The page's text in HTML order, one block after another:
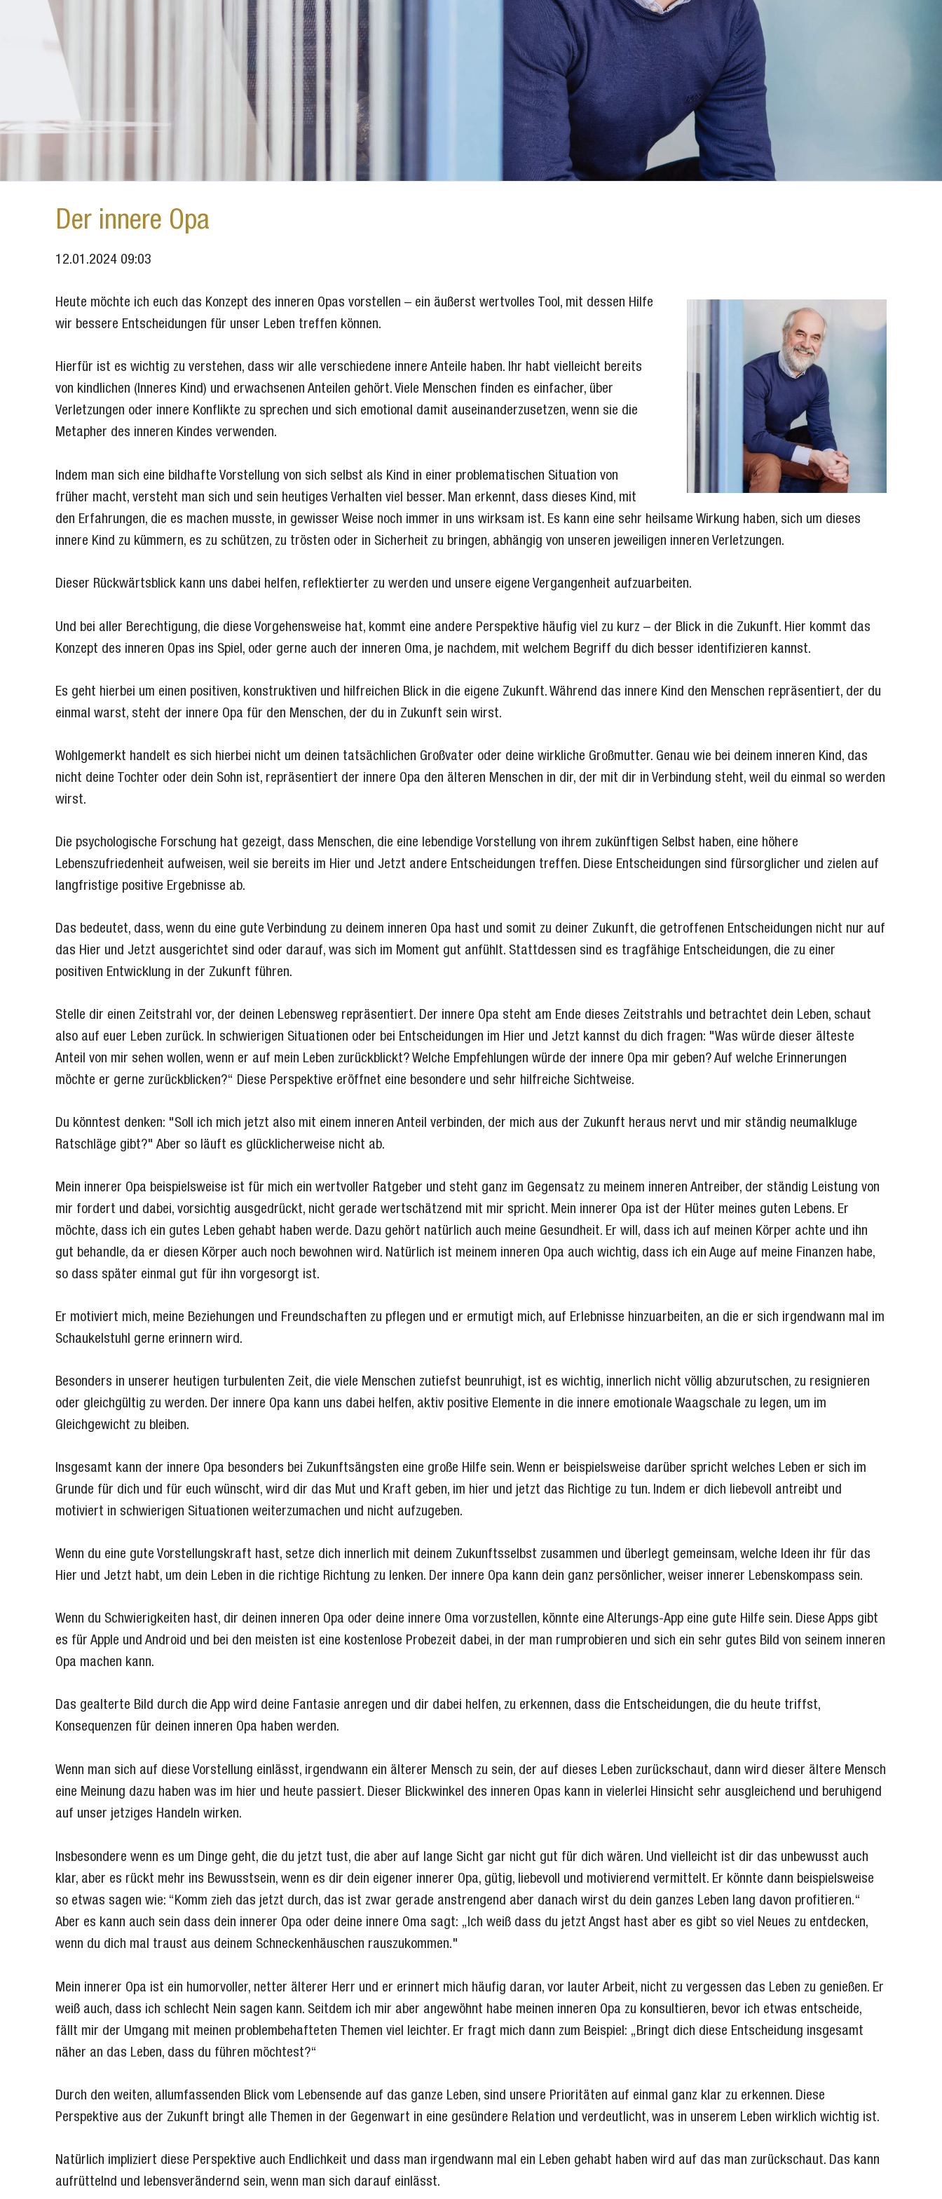
Der innere Opa
12.01.2024 09:03
Heute möchte ich euch das Konzept des inneren Opas vorstellen – ein äußerst wertvolles Tool, mit dessen Hilfe
wir bessere Entscheidungen für unser Leben treffen können.
Hierfür ist es wichtig zu verstehen, dass wir alle verschiedene innere Anteile haben. Ihr habt vielleicht bereits
von kindlichen (Inneres Kind) und erwachsenen Anteilen gehört. Viele Menschen finden es einfacher, über
Verletzungen oder innere Konflikte zu sprechen und sich emotional damit auseinanderzusetzen, wenn sie die
Metapher des inneren Kindes verwenden.
Indem man sich eine bildhafte Vorstellung von sich selbst als Kind in einer problematischen Situation von
früher macht, versteht man sich und sein heutiges Verhalten viel besser. Man erkennt, dass dieses Kind, mit
den Erfahrungen, die es machen musste, in gewisser Weise noch immer in uns wirksam ist. Es kann eine sehr heilsame Wirkung haben, sich um dieses
innere Kind zu kümmern, es zu schützen, zu trösten oder in Sicherheit zu bringen, abhängig von unseren jeweiligen inneren Verletzungen.
Dieser Rückwärtsblick kann uns dabei helfen, reflektierter zu werden und unsere eigene Vergangenheit aufzuarbeiten.
Und bei aller Berechtigung, die diese Vorgehensweise hat, kommt eine andere Perspektive häufig viel zu kurz – der Blick in die Zukunft. Hier kommt das
Konzept des inneren Opas ins Spiel, oder gerne auch der inneren Oma, je nachdem, mit welchem Begriff du dich besser identifizieren kannst.
Es geht hierbei um einen positiven, konstruktiven und hilfreichen Blick in die eigene Zukunft. Während das innere Kind den Menschen repräsentiert, der du
einmal warst, steht der innere Opa für den Menschen, der du in Zukunft sein wirst.
Wohlgemerkt handelt es sich hierbei nicht um deinen tatsächlichen Großvater oder deine wirkliche Großmutter. Genau wie bei deinem inneren Kind, das
nicht deine Tochter oder dein Sohn ist, repräsentiert der innere Opa den älteren Menschen in dir, der mit dir in Verbindung steht, weil du einmal so werden
wirst.
Die psychologische Forschung hat gezeigt, dass Menschen, die eine lebendige Vorstellung von ihrem zukünftigen Selbst haben, eine höhere
Lebenszufriedenheit aufweisen, weil sie bereits im Hier und Jetzt andere Entscheidungen treffen. Diese Entscheidungen sind fürsorglicher und zielen auf
langfristige positive Ergebnisse ab.
Das bedeutet, dass, wenn du eine gute Verbindung zu deinem inneren Opa hast und somit zu deiner Zukunft, die getroffenen Entscheidungen nicht nur auf
das Hier und Jetzt ausgerichtet sind oder darauf, was sich im Moment gut anfühlt. Stattdessen sind es tragfähige Entscheidungen, die zu einer
positiven Entwicklung in der Zukunft führen.
Stelle dir einen Zeitstrahl vor, der deinen Lebensweg repräsentiert. Der innere Opa steht am Ende dieses Zeitstrahls und betrachtet dein Leben, schaut
also auf euer Leben zurück. In schwierigen Situationen oder bei Entscheidungen im Hier und Jetzt kannst du dich fragen: "Was würde dieser älteste
Anteil von mir sehen wollen, wenn er auf mein Leben zurückblickt? Welche Empfehlungen würde der innere Opa mir geben? Auf welche Erinnerungen
möchte er gerne zurückblicken?“ Diese Perspektive eröffnet eine besondere und sehr hilfreiche Sichtweise.
Du könntest denken: "Soll ich mich jetzt also mit einem inneren Anteil verbinden, der mich aus der Zukunft heraus nervt und mir ständig neumalkluge
Ratschläge gibt?" Aber so läuft es glücklicherweise nicht ab.
Mein innerer Opa beispielsweise ist für mich ein wertvoller Ratgeber und steht ganz im Gegensatz zu meinem inneren Antreiber, der ständig Leistung von
mir fordert und dabei, vorsichtig ausgedrückt, nicht gerade wertschätzend mit mir spricht. Mein innerer Opa ist der Hüter meines guten Lebens. Er
möchte, dass ich ein gutes Leben gehabt haben werde. Dazu gehört natürlich auch meine Gesundheit. Er will, dass ich auf meinen Körper achte und ihn
gut behandle, da er diesen Körper auch noch bewohnen wird. Natürlich ist meinem inneren Opa auch wichtig, dass ich ein Auge auf meine Finanzen habe,
so dass später einmal gut für ihn vorgesorgt ist.
Er motiviert mich, meine Beziehungen und Freundschaften zu pflegen und er ermutigt mich, auf Erlebnisse hinzuarbeiten, an die er sich irgendwann mal im
Schaukelstuhl gerne erinnern wird.
Besonders in unserer heutigen turbulenten Zeit, die viele Menschen zutiefst beunruhigt, ist es wichtig, innerlich nicht völlig abzurutschen, zu resignieren
oder gleichgültig zu werden. Der innere Opa kann uns dabei helfen, aktiv positive Elemente in die innere emotionale Waagschale zu legen, um im
Gleichgewicht zu bleiben.
Insgesamt kann der innere Opa besonders bei Zukunftsängsten eine große Hilfe sein. Wenn er beispielsweise darüber spricht welches Leben er sich im
Grunde für dich und für euch wünscht, wird dir das Mut und Kraft geben, im hier und jetzt das Richtige zu tun. Indem er dich liebevoll antreibt und
motiviert in schwierigen Situationen weiterzumachen und nicht aufzugeben.
Wenn du eine gute Vorstellungskraft hast, setze dich innerlich mit deinem Zukunftsselbst zusammen und überlegt gemeinsam, welche Ideen ihr für das
Hier und Jetzt habt, um dein Leben in die richtige Richtung zu lenken. Der innere Opa kann dein ganz persönlicher, weiser innerer Lebenskompass sein.
Wenn du Schwierigkeiten hast, dir deinen inneren Opa oder deine innere Oma vorzustellen, könnte eine Alterungs-App eine gute Hilfe sein. Diese Apps gibt
es für Apple und Android und bei den meisten ist eine kostenlose Probezeit dabei, in der man rumprobieren und sich ein sehr gutes Bild von seinem inneren
Opa machen kann.
Das gealterte Bild durch die App wird deine Fantasie anregen und dir dabei helfen, zu erkennen, dass die Entscheidungen, die du heute triffst,
Konsequenzen für deinen inneren Opa haben werden.
Wenn man sich auf diese Vorstellung einlässt, irgendwann ein älterer Mensch zu sein, der auf dieses Leben zurückschaut, dann wird dieser ältere Mensch
eine Meinung dazu haben was im hier und heute passiert. Dieser Blickwinkel des inneren Opas kann in vielerlei Hinsicht sehr ausgleichend und beruhigend
auf unser jetziges Handeln wirken.
Insbesondere wenn es um Dinge geht, die du jetzt tust, die aber auf lange Sicht gar nicht gut für dich wären. Und vielleicht ist dir das unbewusst auch
klar, aber es rückt mehr ins Bewusstsein, wenn es dir dein eigener innerer Opa, gütig, liebevoll und motivierend vermittelt. Er könnte dann beispielsweise
so etwas sagen wie: “Komm zieh das jetzt durch, das ist zwar gerade anstrengend aber danach wirst du dein ganzes Leben lang davon profitieren.“
Aber es kann auch sein dass dein innerer Opa oder deine innere Oma sagt: „Ich weiß dass du jetzt Angst hast aber es gibt so viel Neues zu entdecken,
wenn du dich mal traust aus deinem Schneckenhäuschen rauszukommen."
Mein innerer Opa ist ein humorvoller, netter älterer Herr und er erinnert mich häufig daran, vor lauter Arbeit, nicht zu vergessen das Leben zu genießen. Er
weiß auch, dass ich schlecht Nein sagen kann. Seitdem ich mir aber angewöhnt habe meinen inneren Opa zu konsultieren, bevor ich etwas entscheide,
fällt mir der Umgang mit meinen problembehafteten Themen viel leichter. Er fragt mich dann zum Beispiel: „Bringt dich diese Entscheidung insgesamt
näher an das Leben, dass du führen möchtest?“
Durch den weiten, allumfassenden Blick vom Lebensende auf das ganze Leben, sind unsere Prioritäten auf einmal ganz klar zu erkennen. Diese
Perspektive aus der Zukunft bringt alle Themen in der Gegenwart in eine gesündere Relation und verdeutlicht, was in unserem Leben wirklich wichtig ist.
Natürlich impliziert diese Perspektive auch Endlichkeit und dass man irgendwann mal ein Leben gehabt haben wird auf das man zurückschaut. Das kann
aufrüttelnd und lebensverändernd sein, wenn man sich darauf einlässt.